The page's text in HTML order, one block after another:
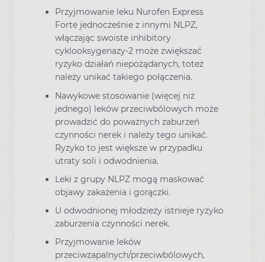
Przyjmowanie leku Nurofen Express
Forte jednocześnie z innymi NLPZ,
włączając swoiste inhibitory
cyklooksygenazy-2 może zwiększać
ryzyko działań niepożądanych, toteż
należy unikać takiego połączenia.
Nawykowe stosowanie (więcej niż
jednego) leków przeciwbólowych może
prowadzić do poważnych zaburzeń
czynności nerek i należy tego unikać.
Ryzyko to jest większe w przypadku
utraty soli i odwodnienia.
Leki z grupy NLPZ mogą maskować
objawy zakażenia i gorączki.
U odwodnionej młodzieży istnieje ryzyko
zaburzenia czynności nerek.
Przyjmowanie leków
przeciwzapalnych/przeciwbólowych,